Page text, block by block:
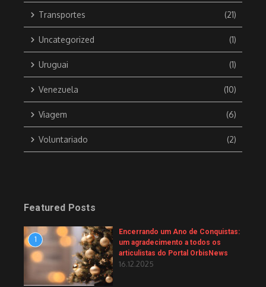
Transportes (21)
Uncategorized (1)
Uruguai (1)
Venezuela (10)
Viagem (6)
Voluntariado (2)
Featured Posts
1
Encerrando um Ano de Conquistas:
um agradecimento a todos os
articulistas do Portal OrbisNews
16.12.2025